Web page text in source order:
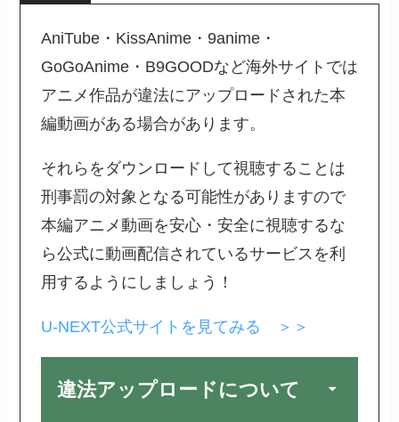
AniTube・KissAnime・9anime・
GoGoAnime・B9GOODなど海外サイトでは
アニメ作品が違法にアップロードされた本
編動画がある場合があります。
それらをダウンロードして視聴することは
刑事罰の対象となる可能性がありますので
本編アニメ動画を安心・安全に視聴するな
ら公式に動画配信されているサービスを利
用するようにしましょう！
U-NEXT公式サイトを見てみる ＞＞
違法アップロードについて